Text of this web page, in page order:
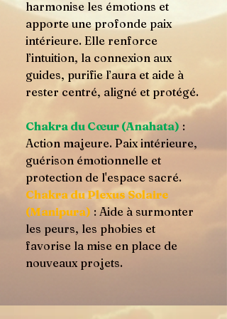
harmonise les émotions et
apporte une profonde paix
intérieure. Elle renforce
l’intuition, la connexion aux
guides, purifie l’aura et aide à
rester centré, aligné et protégé.
Chakra du Cœur (Anahata) :
Action majeure. Paix intérieure,
guérison émotionnelle et
protection de l'espace sacré.
Chakra du Plexus Solaire
(Manipura) : Aide à surmonter
les peurs, les phobies et
favorise la mise en place de
nouveaux projets.